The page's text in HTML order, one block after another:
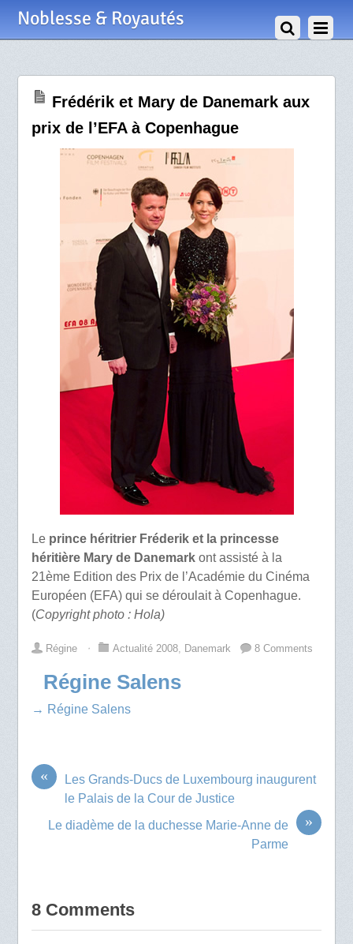
Noblesse & Royautés
Frédérik et Mary de Danemark aux
prix de l’EFA à Copenhague
Le prince héritrier Fréderik et la princesse
héritière Mary de Danemarkont assisté à la
21ème Edition des Prix de l’Académie du Cinéma
Européen (EFA) qui se déroulait à Copenhague.
(Copyright photo : Hola)
Régine ⋅ Actualité 2008, Danemark 8 Comments
Régine Salens
→ Régine Salens
«
Les Grands-Ducs de Luxembourg inaugurent
le Palais de la Cour de Justice
»
Le diadème de la duchesse Marie-Anne de
Parme
8 Comments